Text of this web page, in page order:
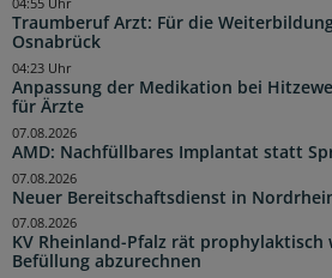
Traumberuf Arzt: Für die
Osnabrück
04:55 Uhr
Anpassung der Medikation bei
für Ärzte
04:23 Uhr
AMD: Nachfüllbares Implantat statt
07.08.2026
Neuer Bereitschaftsdienst in
07.08.2026
KV Rheinland-Pfalz rät prophylaktisch
Befüllung abzurechnen
07.08.2026